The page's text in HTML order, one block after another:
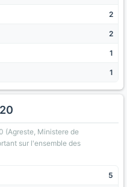
2
2
1
1
(Agreste, Ministere de
sur l'ensemble des
5